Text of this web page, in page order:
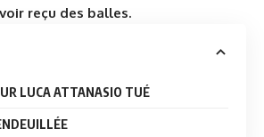
reçu des balles.
LUCA ATTANASIO TUÉ